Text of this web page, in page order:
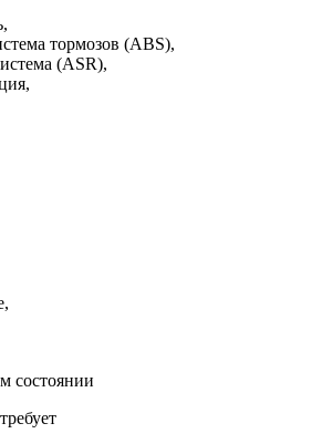
,
тормозов (ABS),
(ASR),
,
,
состоянии